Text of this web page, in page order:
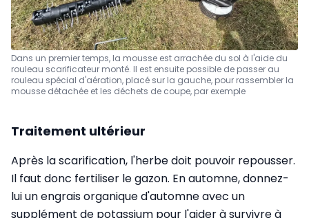
Dans un premier temps, la mousse est arrachée du sol à l'aide du
rouleau scarificateur monté. Il est ensuite possible de passer au
rouleau spécial d'aération, placé sur la gauche, pour rassembler la
mousse détachée et les déchets de coupe, par exemple
Traitement ultérieur
Après la scarification, l'herbe doit pouvoir repousser.
Il faut donc fertiliser le gazon. En automne, donnez-
lui un engrais organique d'automne avec un
supplément de potassium pour l'aider à survivre à